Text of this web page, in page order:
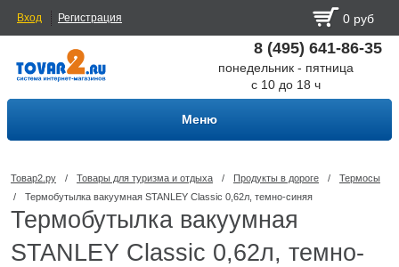
Вход Регистрация 0 руб
8 (495) 641-86-35
понедельник - пятница
с 10 до 18 ч
Меню
Товар2.ру / Товары для туризма и отдыха / Продукты в дороге /
Термосы
/
Термобутылка вакуумная STANLEY Classic 0,62л, темно-синяя
Термобутылка вакуумная
STANLEY Classic 0,62л, темно-